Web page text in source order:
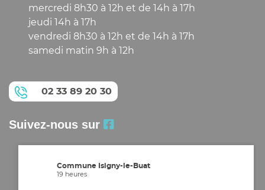
mercredi 8h30 à 12h et de 14h à 17h
jeudi 14h à 17h
vendredi 8h30 à 12h et de 14h à 17h
samedi matin 9h à 12h
02 33 89 20 30
Suivez-nous sur
Commune Isigny-le-Buat
19 heures